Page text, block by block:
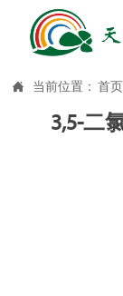
 当前位置： 首页
3,5-二